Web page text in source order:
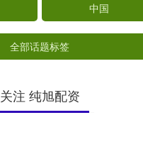
中国
全部话题标签
关注 纯旭配资